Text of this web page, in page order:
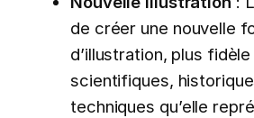
de créer une nouvelle
d’illustration, plus
scientifiques,
techniques qu’elle